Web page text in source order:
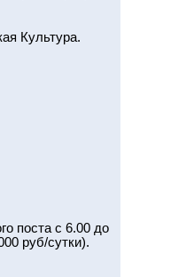
Культура.
поста с 6.00 до
руб/сутки).